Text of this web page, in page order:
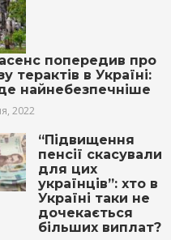
попередив про
терактів в Україні:
найнебезпечніше
2022
“Підвищення
пенсії скасували
для цих
українців”: хто в
Україні таки не
дочекається
більших виплат?